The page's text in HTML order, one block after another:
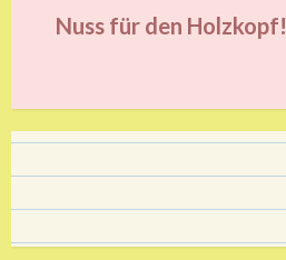
Nuss für den Holzkopf!